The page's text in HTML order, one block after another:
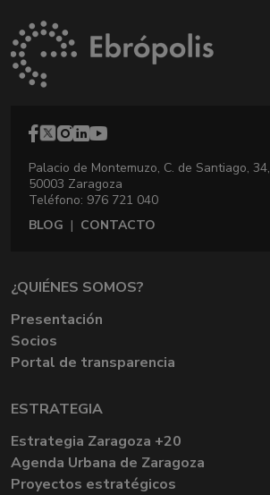
Palacio de Montemuzo, C. de Santiago, 34,
50003 Zaragoza
Teléfono: 976 721 040
BLOG | CONTACTO
¿QUIÉNES SOMOS?
Presentación
Socios
Portal de transparencia
ESTRATEGIA
Estrategia Zaragoza +20
Agenda Urbana de Zaragoza
Proyectos estratégicos